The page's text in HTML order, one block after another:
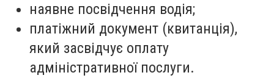
наявне посвідчення водія;
платіжний документ (квитанція),
який засвідчує оплату
адміністративної послуги.